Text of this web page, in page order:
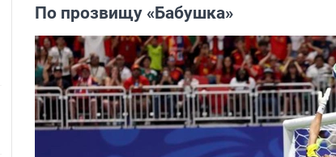
По прозвищу «Бабушка»